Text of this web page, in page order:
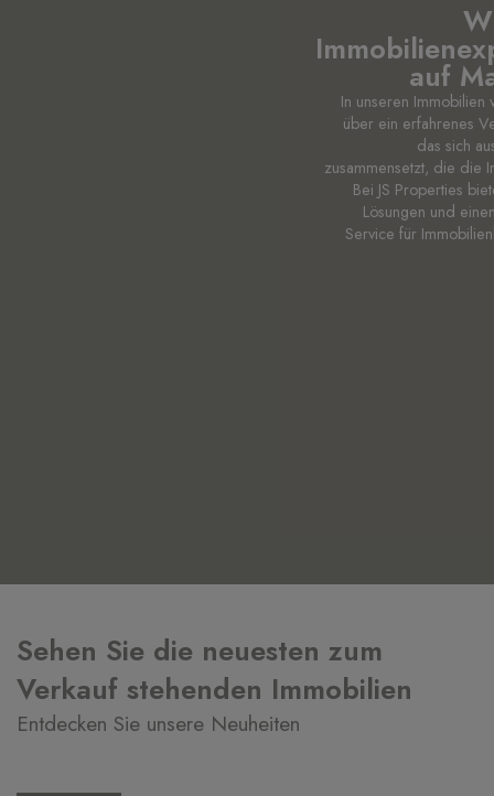
auf
In unseren Immobilien
über ein erfahrenes
das sich
zusammensetzt, die die
Bei JS Properties
Lösungen und
Service für
Sehen Sie die neuesten zum
Verkauf stehenden Immobilien
Entdecken Sie unsere Neuheiten